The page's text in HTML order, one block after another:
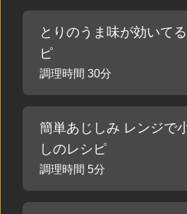
とりのうま味が効いて
ピ
調理時間 30分
簡単あじしみ レンジで
しのレシピ
調理時間 5分